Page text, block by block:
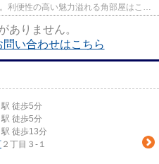
利便性の高い魅力溢れる角部屋はこち
ありません。
い合わせはこちら
駅 徒歩5分
駅 徒歩5分
駅 徒歩13分
２丁目３-１